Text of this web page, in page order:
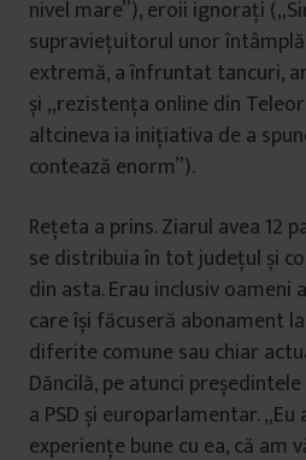
nivel mare”), eroii ignorați
supraviețuitorul unor
extremă, a înfruntat tancuri,
și „rezistența online din
altcineva ia inițiativa de a
contează enorm”).
Rețeta a prins. Ziarul avea 12
se distribuia în tot județul și
din asta. Erau inclusiv
care își făcuseră abonament
diferite comune sau chiar
Dăncilă, pe atunci
a PSD și europarlamentar.
experiențe bune cu ea, că am